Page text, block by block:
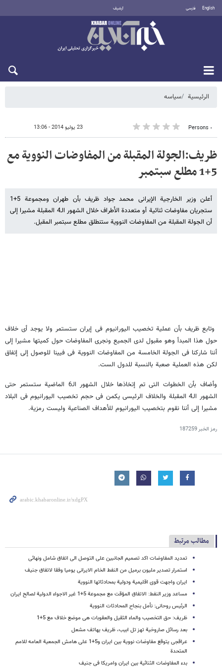
English فارسی أرشيف
الرئيسية سیاسه
٠ Persons 23 يوليو 2014 - 13:06
ظریف:الجولة المقبلة من المفاوضات النوویة مع
5+1 مطلع سبتمبر
أعلن وزیر الخارجیة الإیرانی محمد جواد ظریف بأن طهران ومجموعة 5+1
ستجریان مفاوضات ثنائیة أو متعددة الأطراف خلال الشهور الـ4 المقبلة مشیرا إلی
أن الجولة المقبلة من المفاوضات النوویة ستنطلق مطلع سبتمبر المقبل.
وتابع ظریف بأن عملیة تخصیب الیورانیوم فی إیران ستستمر ولا یوجد أی خلاف
حول هذا المبدأ وهو مقبول لدی الجمیع ونجری المفاوضات حول کمیتها مشیرا إلی
أننا شارکنا فی الجولة الخامسة من المفاوضات النوویة فی فیینا للوصول إلی إتفاق
لکن هذه العملیة صعبة بالنسبة للدول الست.
وأضاف بأن الخطوات التی تم إتخاذها خلال الشهور الـ6 الماضیة ستستمر حتی
الشهور الـ4 المقبلة والخلاف الرئیسی یکمن فی حجم تخصیب الیورانیوم فی البلاد
مشیرا إلی أننا نقوم بتخصیب الیورانیوم للأهداف الصناعیة ولیست رمزیة.
رمز الخبر187259
مطالب مرتبط
تمدید المفاوضات اکد تصمیم الجانبین علی التوصل الی اتفاق شامل ونهائی
استمرار تصدیر ملیون برمیل من النفط الخام الایرانی یومیا وفقا لاتفاق جنیف
ایران واجهت قوى اقلیمیة ودولیة بمحادثاتها النوویة
مساعد وزیر النفط: الاتفاق المؤقت مع مجموعة 5+1 غیر الاجواء الدولیة لصالح ایران
الرئیس روحانی: نأمل بنجاح المحادثات النوویة
ظریف: حق التخصیب والماء الثقیل والعقوبات هی موضع خلاف مع 5+1
بعد رسائل صاروخیة تهز تل ابیب، ظریف یهاتف مشعل
عراقجی یتوقع مفاوضات نوویة بین ایران و5+1 على هامش الجمعیة العامه للامم
المتحدة
بدء المفاوضات الثنائیة بین ایران وامریکا فی جنیف